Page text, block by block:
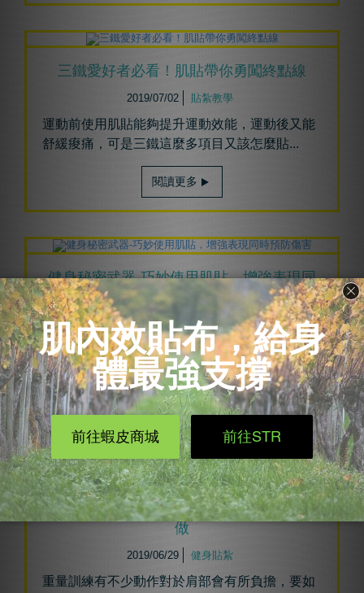
三鐵愛好者必看！肌貼帶你勇闖終點線
2019/07/02 貼紮教學
運動前使用肌貼能夠提升運動效能，運動後又能
舒緩痠痛，可是三鐵這麼多項目又該怎麼貼...
閱讀更多
健身秘密武器-巧妙使用肌貼，增強表現同
時預防傷害
2019/07/02 健身貼紮
健身後感到痠痛、疲勞，會不會影響隔日運動的
心情呢？健身貼紮能夠減輕...
閱讀更多
健身教練常見的運動傷害-肩關節問題這樣
做
2019/06/29 健身貼紮
重量訓練有不少動作對於肩部會有所負擔，要如